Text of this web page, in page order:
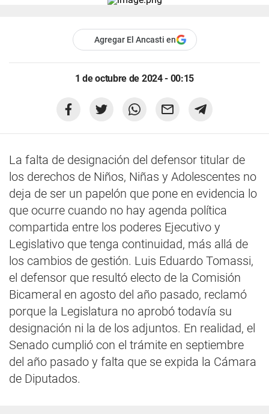
Agregar El Ancasti en
1 de octubre de 2024 - 00:15
La falta de designación del defensor titular de
los derechos de Niños, Niñas y Adolescentes no
deja de ser un papelón que pone en evidencia lo
que ocurre cuando no hay agenda política
compartida entre los poderes Ejecutivo y
Legislativo que tenga continuidad, más allá de
los cambios de gestión. Luis Eduardo Tomassi,
el defensor que resultó electo de la Comisión
Bicameral en agosto del año pasado, reclamó
porque la Legislatura no aprobó todavía su
designación ni la de los adjuntos. En realidad, el
Senado cumplió con el trámite en septiembre
del año pasado y falta que se expida la Cámara
de Diputados.